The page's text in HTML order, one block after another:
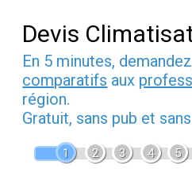
Devis
En 5 minutes, demandez
comparatifs aux
région.
Gratuit, sans pub et
1 2 3 4 5